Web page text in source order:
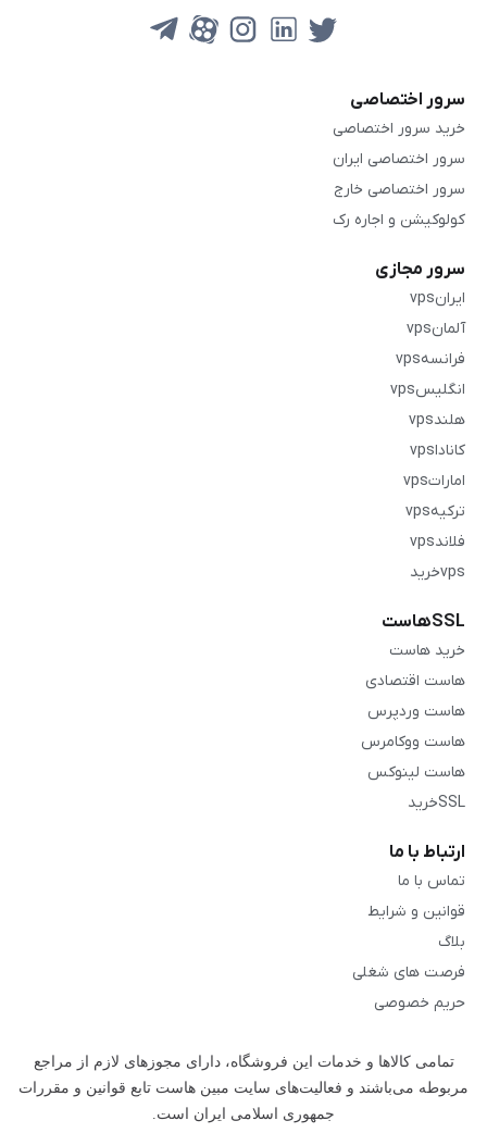
سرور اختصاصی
خرید سرور اختصاصی
سرور اختصاصی ایران
سرور اختصاصی خارج
کولوکیشن و اجاره رک
سرور مجازی
ایرانvps
آلمانvps
فرانسهvps
انگلیسvps
هلندvps
کاناداvps
اماراتvps
ترکیهvps
فلاندvps
vpsخرید
SSLهاست
خرید هاست
هاست اقتصادی
هاست وردپرس
هاست ووکامرس
هاست لینوکس
SSLخرید
ارتباط با ما
تماس با ما
قوانین و شرایط
بلاگ
فرصت های شغلی
حریم خصوصی
تمامی كالاها و خدمات این فروشگاه، دارای مجوزهای لازم از مراجع
مربوطه می‌باشند و فعالیت‌های سایت مبین هاست تابع قوانین و مقررات
جمهوری اسلامی ایران است.